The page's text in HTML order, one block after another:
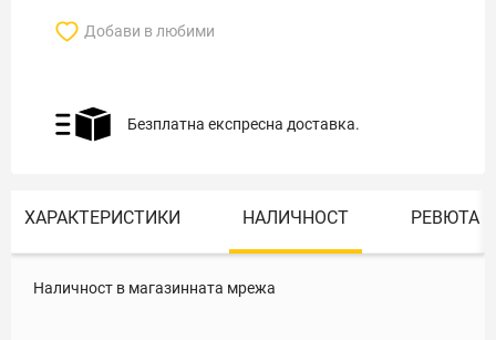
Добави в любими
Безплатна експресна доставка.
ХАРАКТЕРИСТИКИ НАЛИЧНОСТ РЕВЮТА
Наличност в магазинната мрежа